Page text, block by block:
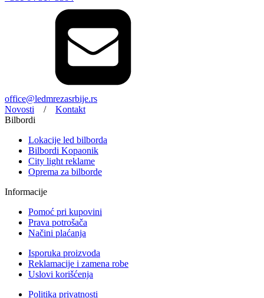
office@ledmrezasrbije.rs
Novosti / Kontakt
Bilbordi
Lokacije led bilborda
Bilbordi Kopaonik
City light reklame
Oprema za bilborde
Informacije
Pomoć pri kupovini
Prava potrošača
Načini plaćanja
Isporuka proizvoda
Reklamacije i zamena robe
Uslovi korišćenja
Politika privatnosti